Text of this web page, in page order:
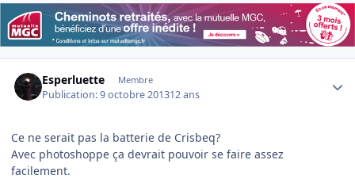
Esperluette Membre
Publication:9 octobre 201312 ans
Ce ne serait pas la batterie de Crisbeq?
Avec photoshoppe ça devrait pouvoir se faire assez
facilement.